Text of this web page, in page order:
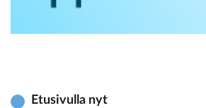
Etusivulla nyt